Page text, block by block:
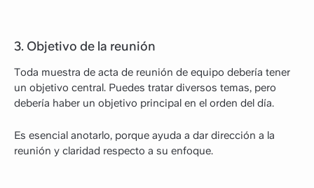
3. Objetivo de la reunión
Toda muestra de acta de reunión de equipo debería tener
un objetivo central. Puedes tratar diversos temas, pero
debería haber un objetivo principal en el orden del día.
Es esencial anotarlo, porque ayuda a dar dirección a la
reunión y claridad respecto a su enfoque.